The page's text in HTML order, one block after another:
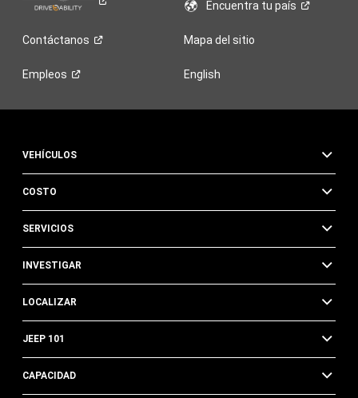
Encuentra tupaís
Contáctanos Mapa del sitio
Empleos English
VEHÍCULOS
COSTO
SERVICIOS
INVESTIGAR
LOCALIZAR
JEEP 101
CAPACIDAD